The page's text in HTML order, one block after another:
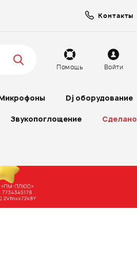
Контакты
Помощь Войти
Dj оборудование
Звукопоглощение